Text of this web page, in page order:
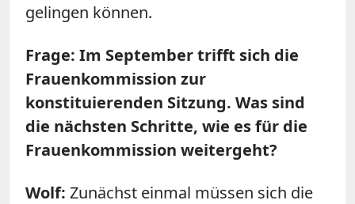
gelingen können.
Frage: Im September trifft sich die
Frauenkommission zur
konstituierenden Sitzung. Was sind
die nächsten Schritte, wie es für die
Frauenkommission weitergeht?
Wolf: Zunächst einmal müssen sich die